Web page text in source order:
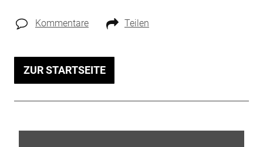
Kommentare Teilen
ZUR STARTSEITE